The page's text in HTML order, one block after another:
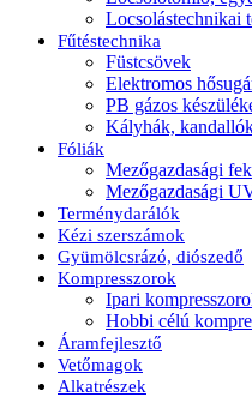
Locsolástechnikai
Fűtéstechnika
Füstcsövek
Elektromos
PB gázos
Kályhák,
Fóliák
Mezőgazdasági
Mezőgazdasági
Terménydarálók
Kézi szerszámok
Gyümölcsrázó, diószedő
Kompresszorok
Ipari
Hobbi célú
Áramfejlesztő
Vetőmagok
Alkatrészek